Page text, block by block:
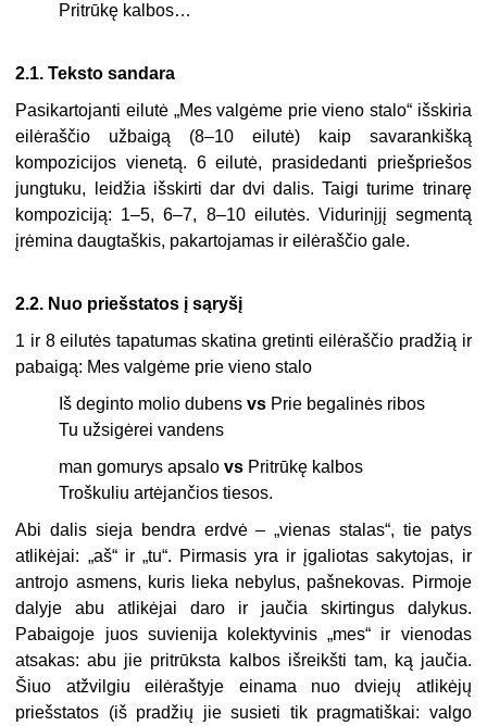
Pritrūkę kalbos…
2.1. Teksto sandara
Pasikartojanti eilutė „Mes valgėme prie vieno stalo“ išskiria
eilėraščio užbaigą (8–10 eilutė) kaip savarankišką
kompozicijos vienetą. 6 eilutė, prasidedanti priešpriešos
jungtuku, leidžia išskirti dar dvi dalis. Taigi turime trinarę
kompoziciją: 1–5, 6–7, 8–10 ei­lutės. Vidurinįjį segmentą
įrėmina daugtaškis, pakartojamas ir eilėraščio gale.
2.2. Nuo priešstatos į sąryšį
1 ir 8 eilutės tapatumas skatina gretinti eilėraščio pradžią ir
pabaigą: Mes valgėme prie vieno stalo
Iš deginto molio dubensvs Prie begalinės ribos
Tu užsigėrei vandens
man gomurys apsalovs Pritrūkę kalbos
Troškuliu artėjančios tiesos.
Abi dalis sieja bendra erdvė – „vienas stalas“, tie patys
atlikėjai: „aš“ ir „tu“. Pirma­sis yra ir įgaliotas sakytojas, ir
antrojo asmens, kuris lieka nebylus, pašnekovas. Pirmoje
dalyje abu atlikėjai daro ir jaučia skirtingus dalykus.
Pabaigoje juos suvienija kolektyvi­nis „mes“ ir vienodas
atsakas: abu jie pritrūksta kalbos išreikšti tam, ką jaučia.
Šiuo atžvilgiu eilėraštyje einama nuo dviejų atlikėjų
priešstatos (iš pradžių jie susieti tik prag­matiškai: valgo